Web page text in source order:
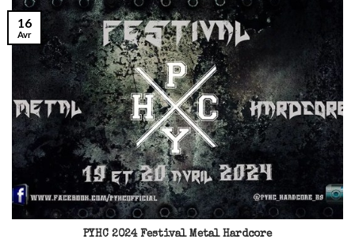
PYHC 2024 Festival Metal Hardcore
16
Avr